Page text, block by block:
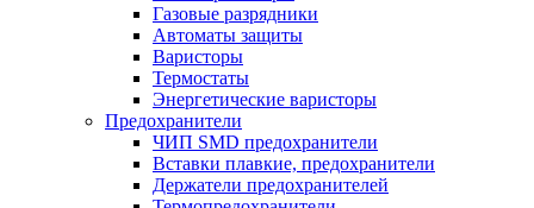
Газовые разрядники
Автоматы защиты
Варисторы
Термостаты
Энергетические варисторы
Предохранители
ЧИП SMD предохранители
Вставки плавкие, предохранители
Держатели предохранителей